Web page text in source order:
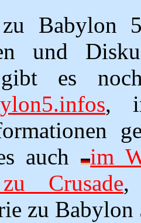
zu Babylon
und
gibt es
,
auch im
Crusade,
zu Babylon